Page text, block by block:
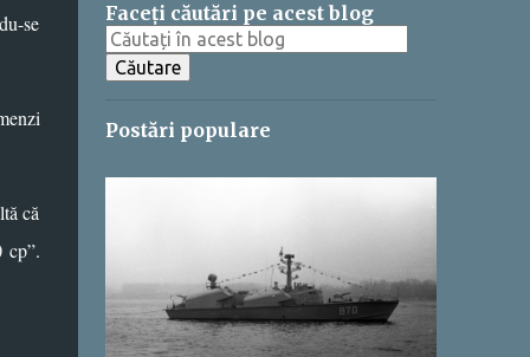
se
că
cp”.
Faceți căutări pe acest blog
Postări populare